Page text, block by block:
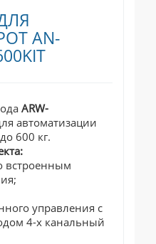
AN-
ARW-
автоматизации
600 кг.
встроенным
управления с
4-х канальный